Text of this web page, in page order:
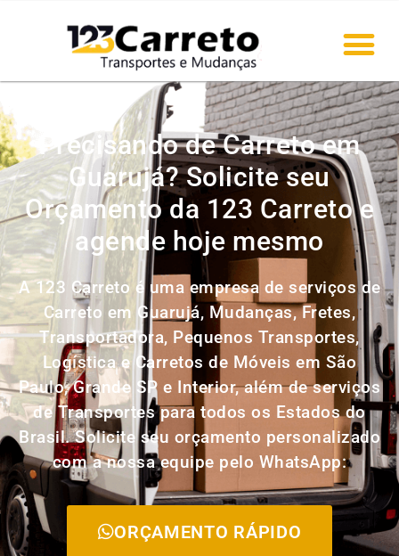
Precisando de Carreto em
Guarujá? Solicite seu
Orçamento da 123 Carreto e
agende hoje mesmo
A 123 Carreto é uma empresa de serviços de
Carreto em Guarujá, Mudanças, Fretes,
Transportadora, Pequenos Transportes,
Logística e Carretos de Móveis em São
Paulo, Grande SP e Interior, além de serviços
de Transportes para todos os Estados do
Brasil. Solicite seu orçamento personalizado
com a nossa equipe pelo WhatsApp:
ORÇAMENTO RÁPIDO